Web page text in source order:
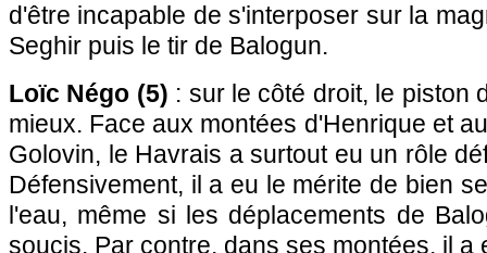
d'être incapable de s'interposer sur la
Seghir puis le tir de Balogun.
Loïc Négo (5) : sur le côté droit, le piston
mieux. Face aux montées d'Henrique et
Golovin, le Havrais a surtout eu un rôle
Défensivement, il a eu le mérite de bien
l'eau, même si les déplacements de
soucis. Par contre, dans ses montées, il a